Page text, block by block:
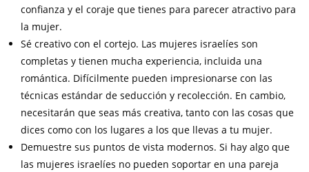
confianza y el coraje que tienes para parecer atractivo para
la mujer.
Sé creativo con el cortejo. Las mujeres israelíes son
completas y tienen mucha experiencia, incluida una
romántica. Difícilmente pueden impresionarse con las
técnicas estándar de seducción y recolección. En cambio,
necesitarán que seas más creativa, tanto con las cosas que
dices como con los lugares a los que llevas a tu mujer.
Demuestre sus puntos de vista modernos. Si hay algo que
las mujeres israelíes no pueden soportar en una pareja